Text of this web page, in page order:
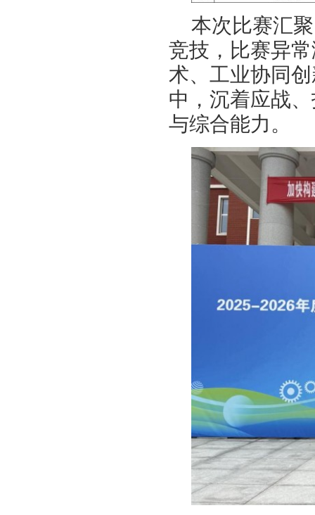
本次比赛汇
竞技，比赛异
术、工业协同
中，沉着应战
与综合能力。